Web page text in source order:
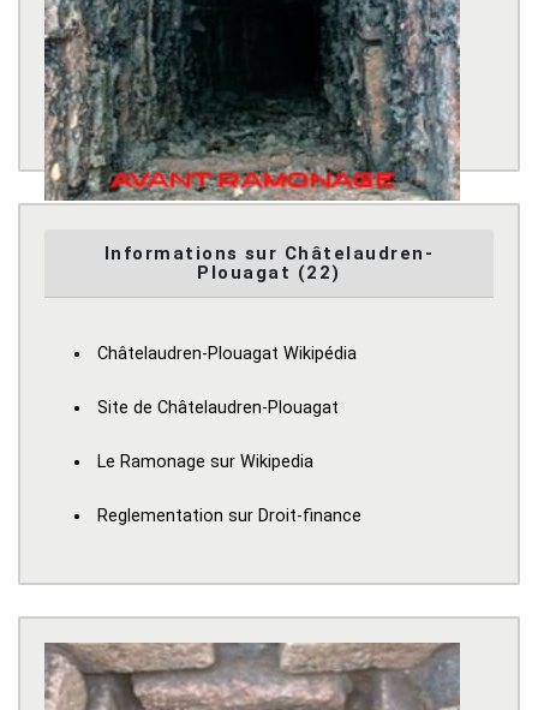
Informations sur Châtelaudren-
Plouagat (22)
Châtelaudren-Plouagat Wikipédia
Site de Châtelaudren-Plouagat
Le Ramonage sur Wikipedia
Reglementation sur Droit-finance